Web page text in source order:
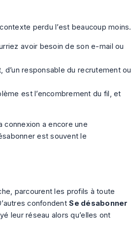
perdu l’est beaucoup moins.
avoir besoin de son e-mail ou
d’un responsable du recrutement ou
est l’encombrement du fil, et
connexion a encore une
est souvent le
parcourent les profils à toute
confondentSe désabonner
leur réseau alors qu’elles ont